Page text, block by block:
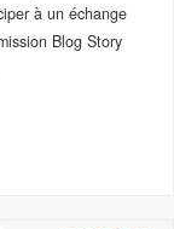
à un échange
Blog Story